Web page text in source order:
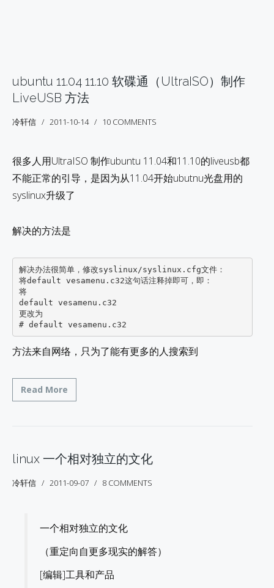
ubuntu 11.04 11.10 软碟通（UltraISO）制作
LiveUSB 方法
冷轩信 2011-10-14 10 COMMENTS
很多人用UltraISO 制作ubuntu 11.04和11.10的liveusb都
不能正常的引导，是因为从11.04开始ubutnu光盘用的
syslinux升级了
解决的方法是
解决办法很简单，修改syslinux/syslinux.cfg文件：
将default vesamenu.c32这句话注释掉即可，即：
将
default vesamenu.c32
更改为
# default vesamenu.c32
方法来自网络，只为了能有更多的人搜索到
Read More
linux 一个相对独立的文化
冷轩信 2011-09-07 8 COMMENTS
一个相对独立的文化
（重定向自更多现实的解答）
[编辑]工具和产品